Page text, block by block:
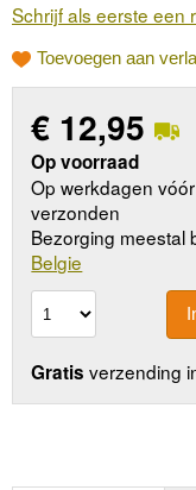
Schrijf als eerste een
Toevoegen aan
€ 12,95
Op voorraad
Op werkdagen
verzonden
Bezorging meestal
Belgie
Gratis verzending